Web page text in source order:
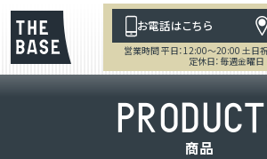
お電話はこちら
営業時間 平日：12:00～20:00 土日
定休日：毎週金曜日
PRODUCT
商品